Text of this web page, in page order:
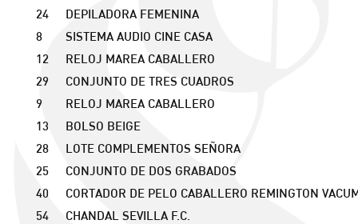
24
DEPILADORA FEMENINA
8
SISTEMA AUDIO CINE CASA
12
RELOJ MAREA CABALLERO
29
CONJUNTO DE TRES CUADROS
9
RELOJ MAREA CABALLERO
13
BOLSO BEIGE
28
LOTE COMPLEMENTOS SEÑORA
25
CONJUNTO DE DOS GRABADOS
40
CORTADOR DE PELO CABALLERO REMINGTON
54
CHANDAL SEVILLA F.C.